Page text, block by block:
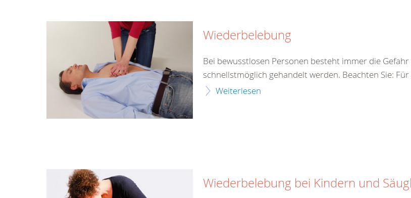
Wiederbelebung
Bei bewusstlosen Personen besteht immer die
schnellstmöglich gehandelt werden. Beachten Sie:
Weiterlesen
Wiederbelebung bei Kindern und